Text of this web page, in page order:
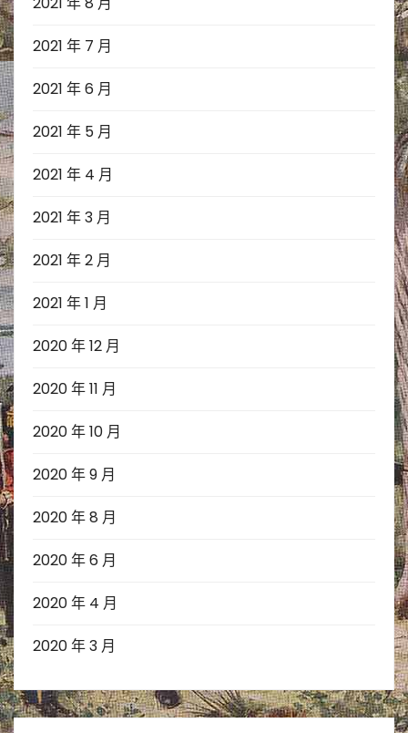
2021 年 7 月
2021 年 6 月
2021 年 5 月
2021 年 4 月
2021 年 3 月
2021 年 2 月
2021 年 1 月
2020 年 12 月
2020 年 11 月
2020 年 10 月
2020 年 9 月
2020 年 8 月
2020 年 6 月
2020 年 4 月
2020 年 3 月